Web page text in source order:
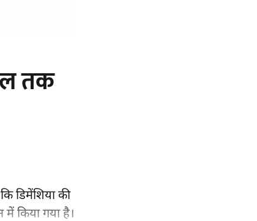
तक
डिमेंशिया की
में किया गया है।